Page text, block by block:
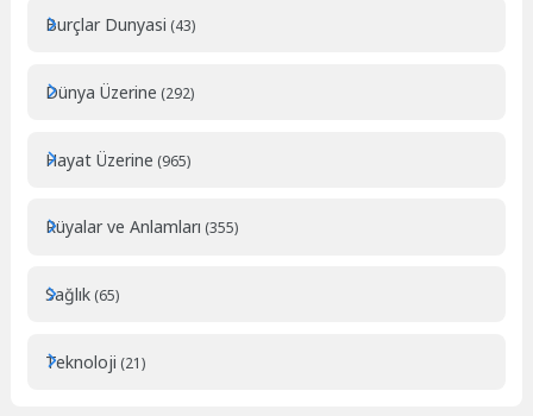
Burçlar Dunyasi (43)
Dünya Üzerine (292)
Hayat Üzerine (965)
Rüyalar ve Anlamları (355)
Sağlık (65)
Teknoloji (21)